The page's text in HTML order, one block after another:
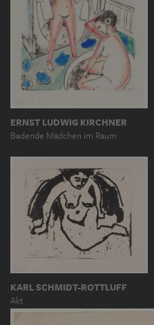
ERNST LUDWIG KIRCHNER
Badende Mädchen im Raum
KARL SCHMIDT-ROTTLUFF
Akt